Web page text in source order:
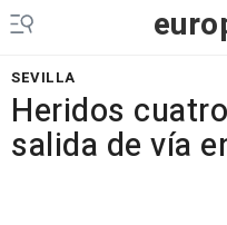
SEVILLA
Heridos
salida de vía